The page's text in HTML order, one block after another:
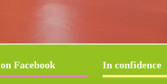
Facebook In confidence